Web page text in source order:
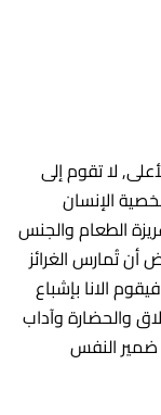
لا تقوم إلى
الإنسان
الطعام والجنس
أن تُمارس الغرائز
الانا بإشباع
والحضارة وآداب
ضمير النفس